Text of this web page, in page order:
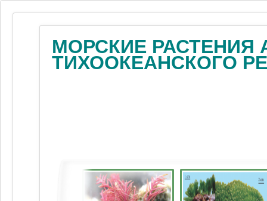
МОРСКИЕ РАСТЕНИЯ
ТИХООКЕАНСКОГО